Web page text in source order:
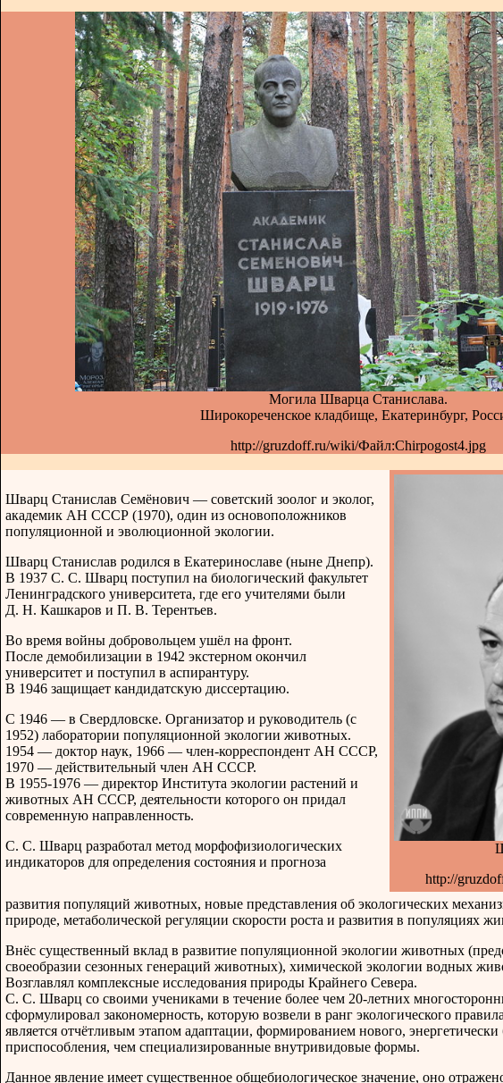
Могила Шварца Станислава.
Широкореченское кладбище, Екатеринбург,
http://gruzdoff.ru/wiki/Файл:Chirpogost4.jpg
Шварц Станислав Семёнович — советский зоолог и эколог,
академик АН СССР (1970), один из основоположников
популяционной и эволюционной экологии.
Шварц Станислав родился в Екатеринославе (ныне Днепр).
В 1937 С. С. Шварц поступил на биологический факультет
Ленинградского университета, где его учителями были
Д. Н. Кашкаров и П. В. Терентьев.
Во время войны добровольцем ушёл на фронт.
После демобилизации в 1942 экстерном окончил
университет и поступил в аспирантуру.
В 1946 защищает кандидатскую диссертацию.
С 1946 — в Свердловске. Организатор и руководитель (с
1952) лаборатории популяционной экологии животных.
1954 — доктор наук, 1966 — член-корреспондент АН СССР,
1970 — действительный член АН СССР.
В 1955-1976 — директор Института экологии растений и
животных АН СССР, деятельности которого он придал
современную направленность.
С. С. Шварц разработал метод морфофизиологических
индикаторов для определения состояния и прогноза
http://
развития популяций животных, новые представления об экологических
природе, метаболической регуляции скорости роста и развития в популяциях
Внёс существенный вклад в развитие популяционной экологии животных
своеобразии сезонных генераций животных), химической экологии водных
Возглавлял комплексные исследования природы Крайнего Севера.
С. С. Шварц со своими учениками в течение более чем 20-летних
сформулировал закономерность, которую возвели в ранг экологического
является отчётливым этапом адаптации, формированием нового, энергетически
приспособления, чем специализированные внутривидовые формы.
Данное явление имеет существенное общебиологическое значение, оно